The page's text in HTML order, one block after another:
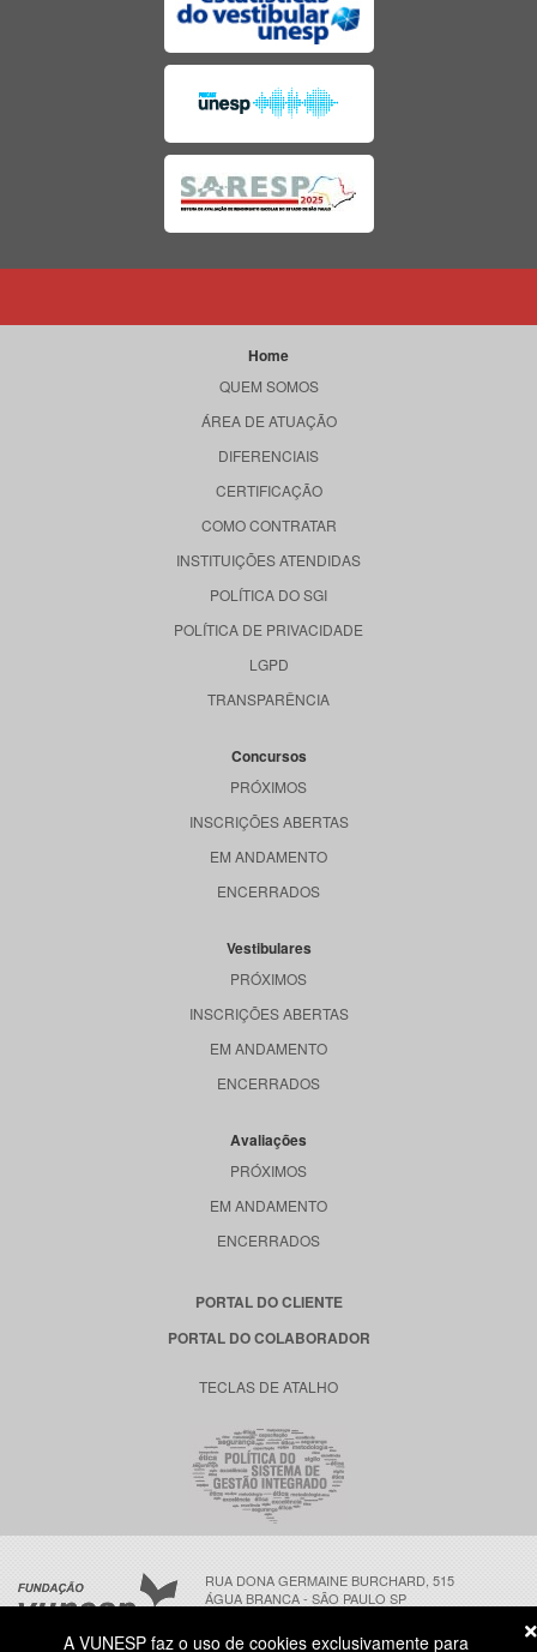
Home
QUEM SOMOS
ÁREA DE ATUAÇÃO
DIFERENCIAIS
CERTIFICAÇÃO
COMO CONTRATAR
INSTITUIÇÕES ATENDIDAS
POLÍTICA DO SGI
POLÍTICA DE PRIVACIDADE
LGPD
TRANSPARÊNCIA
Concursos
PRÓXIMOS
INSCRIÇÕES ABERTAS
EM ANDAMENTO
ENCERRADOS
Vestibulares
PRÓXIMOS
INSCRIÇÕES ABERTAS
EM ANDAMENTO
ENCERRADOS
Avaliações
PRÓXIMOS
EM ANDAMENTO
ENCERRADOS
PORTAL DO CLIENTE
PORTAL DO COLABORADOR
TECLAS DE ATALHO
RUA DONA GERMAINE BURCHARD, 515
ÁGUA BRANCA - SÃO PAULO SP
A VUNESP faz o uso de cookies exclusivamente para